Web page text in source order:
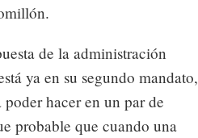
de la administración
ya en su segundo mandato,
hacer en un par de
probable que cuando una